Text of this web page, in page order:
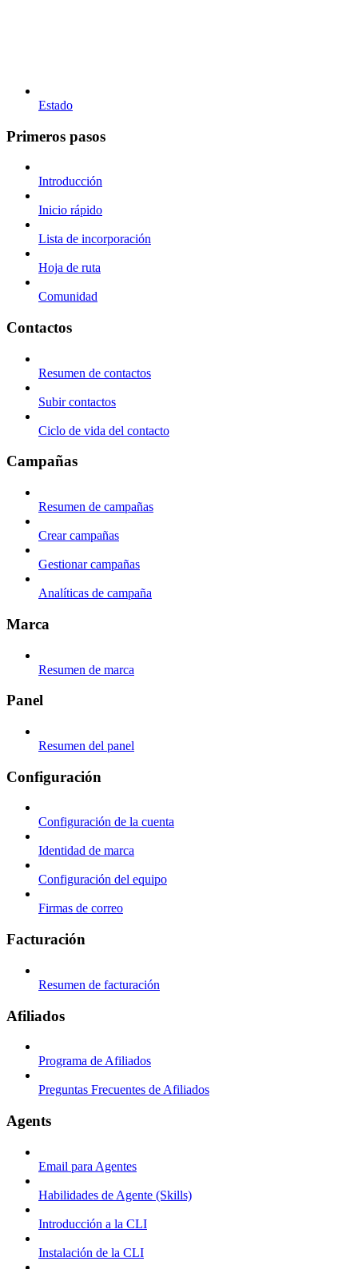
Estado
Primeros pasos
Introducción
Inicio rápido
Lista de incorporación
Hoja de ruta
Comunidad
Contactos
Resumen de contactos
Subir contactos
Ciclo de vida del contacto
Campañas
Resumen de campañas
Crear campañas
Gestionar campañas
Analíticas de campaña
Marca
Resumen de marca
Panel
Resumen del panel
Configuración
Configuración de la cuenta
Identidad de marca
Configuración del equipo
Firmas de correo
Facturación
Resumen de facturación
Afiliados
Programa de Afiliados
Preguntas Frecuentes de Afiliados
Agents
Email para Agentes
Habilidades de Agente (Skills)
Introducción a la CLI
Instalación de la CLI